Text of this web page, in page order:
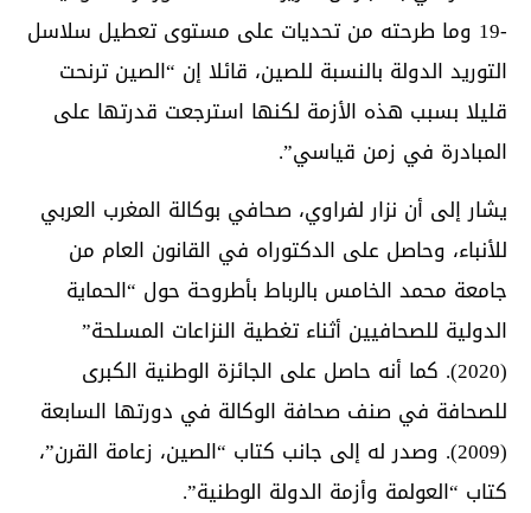
-19 وما طرحته من تحديات على مستوى تعطيل سلاسل
التوريد الدولة بالنسبة للصين، قائلا إن “الصين ترنحت
قليلا بسبب هذه الأزمة لكنها استرجعت قدرتها على
المبادرة في زمن قياسي”.
يشار إلى أن نزار لفراوي، صحافي بوكالة المغرب العربي
للأنباء، وحاصل على الدكتوراه في القانون العام من
جامعة محمد الخامس بالرباط بأطروحة حول “الحماية
الدولية للصحافيين أثناء تغطية النزاعات المسلحة”
(2020). كما أنه حاصل على الجائزة الوطنية الكبرى
للصحافة في صنف صحافة الوكالة في دورتها السابعة
(2009). وصدر له إلى جانب كتاب “الصين، زعامة القرن”،
كتاب “العولمة وأزمة الدولة الوطنية”.